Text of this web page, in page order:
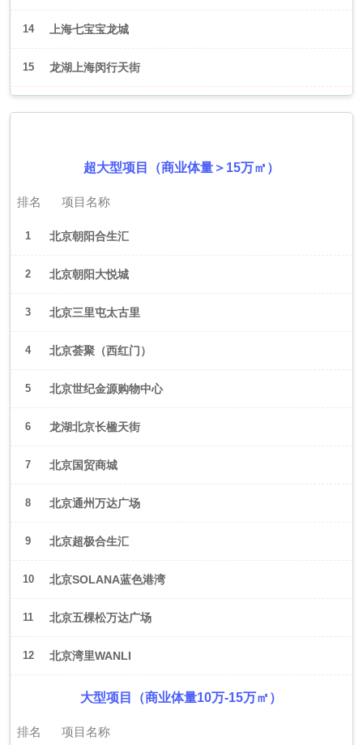
14 上海七宝宝龙城
15 龙湖上海闵行天街
超大型项目（商业体量＞15万㎡）
排名 项目名称
1 北京朝阳合生汇
2 北京朝阳大悦城
3 北京三里屯太古里
4 北京荟聚（西红门）
5 北京世纪金源购物中心
6 龙湖北京长楹天街
7 北京国贸商城
8 北京通州万达广场
9 北京超极合生汇
10 北京SOLANA蓝色港湾
11 北京五棵松万达广场
12 北京湾里WANLI
大型项目（商业体量10万-15万㎡）
排名 项目名称